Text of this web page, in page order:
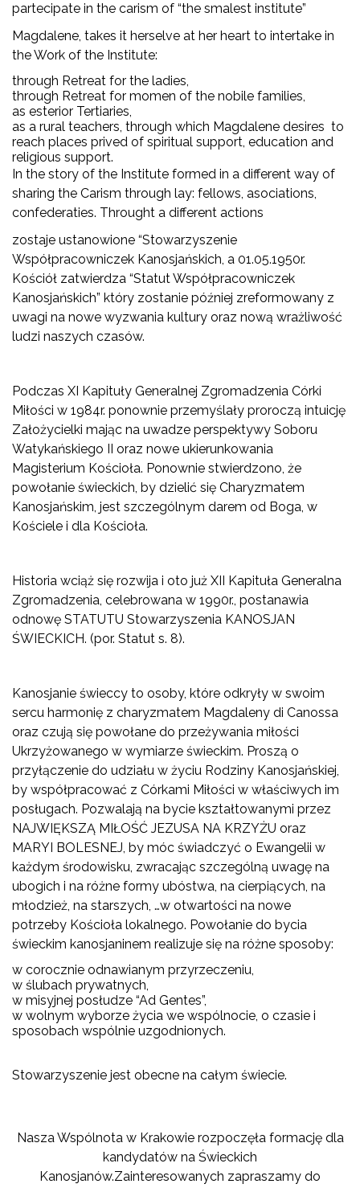
partecipate in the carism of “the smalest institute”
Magdalene, takes it herselve at her heart to intertake in
the Work of the Institute:
through Retreat for the ladies,
through Retreat for momen of the nobile families,
as esterior Tertiaries,
as a rural teachers, through which Magdalene desires to
reach places prived of spiritual support, education and
religious support.
In the story of the Institute formed in a different way of
sharing the Carism through lay: fellows, asociations,
confederaties. Throught a different actions
zostaje ustanowione “Stowarzyszenie
Współpracowniczek Kanosjańskich, a 01.05.1950r.
Kościół zatwierdza “Statut Współpracowniczek
Kanosjańskich” który zostanie później zreformowany z
uwagi na nowe wyzwania kultury oraz nową wrażliwość
ludzi naszych czasów.
Podczas XI Kapituły Generalnej Zgromadzenia Córki
Miłości w 1984r. ponownie przemyślały proroczą intuicję
Założycielki mając na uwadze perspektywy Soboru
Watykańskiego II oraz nowe ukierunkowania
Magisterium Kościoła. Ponownie stwierdzono, że
powołanie świeckich, by dzielić się Charyzmatem
Kanosjańskim, jest szczególnym darem od Boga, w
Kościele i dla Kościoła.
Historia wciąż się rozwija i oto już XII Kapituła Generalna
Zgromadzenia, celebrowana w 1990r., postanawia
odnowę STATUTU Stowarzyszenia KANOSJAN
ŚWIECKICH. (por. Statut s. 8).
Kanosjanie świeccy to osoby, które odkryły w swoim
sercu harmonię z charyzmatem Magdaleny di Canossa
oraz czują się powołane do przeżywania miłości
Ukrzyżowanego w wymiarze świeckim. Proszą o
przyłączenie do udziału w życiu Rodziny Kanosjańskiej,
by współpracować z Córkami Miłości w właściwych im
posługach. Pozwalają na bycie kształtowanymi przez
NAJWIĘKSZĄ MIŁOŚĆ JEZUSA NA KRZYŻU oraz
MARYI BOLESNEJ, by móc świadczyć o Ewangelii w
każdym środowisku, zwracając szczególną uwagę na
ubogich i na różne formy ubóstwa, na cierpiących, na
młodzież, na starszych, …w otwartości na nowe
potrzeby Kościoła lokalnego. Powołanie do bycia
świeckim kanosjaninem realizuje się na różne sposoby:
w corocznie odnawianym przyrzeczeniu,
w ślubach prywatnych,
w misyjnej posłudze “Ad Gentes”,
w wolnym wyborze życia we wspólnocie, o czasie i
sposobach wspólnie uzgodnionych.
Stowarzyszenie jest obecne na całym świecie.
Nasza Wspólnota w Krakowie rozpoczęła formację dla
kandydatów na Świeckich
Kanosjanów.Zainteresowanych zapraszamy do